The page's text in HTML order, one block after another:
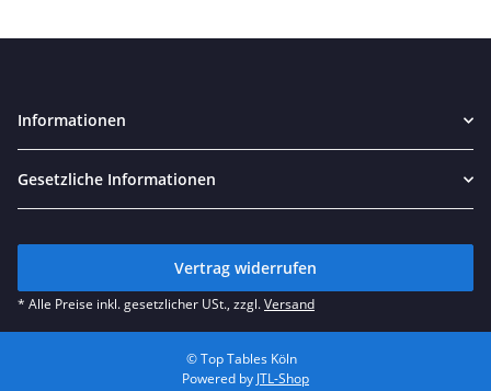
Informationen
Gesetzliche Informationen
Vertrag widerrufen
* Alle Preise inkl. gesetzlicher USt., zzgl.Versand
© Top Tables Köln
Powered by JTL-Shop